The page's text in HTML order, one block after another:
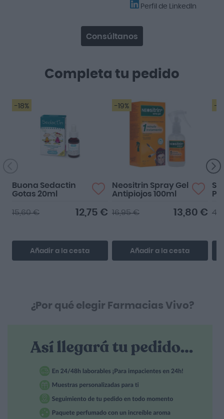
Completa tu pedido
-18%
Buona Sedactin
Gotas 20ml
12,75 €
15,60 €
Añadir a la cesta
-19%
Neositrin Spray Gel
Antipiojos 100ml
13,80 €
16,95 €
Añadir a la cesta
-
Perfil de LinkedIn
Consúltanos
¿Por qué elegir Farmacias Vivo?